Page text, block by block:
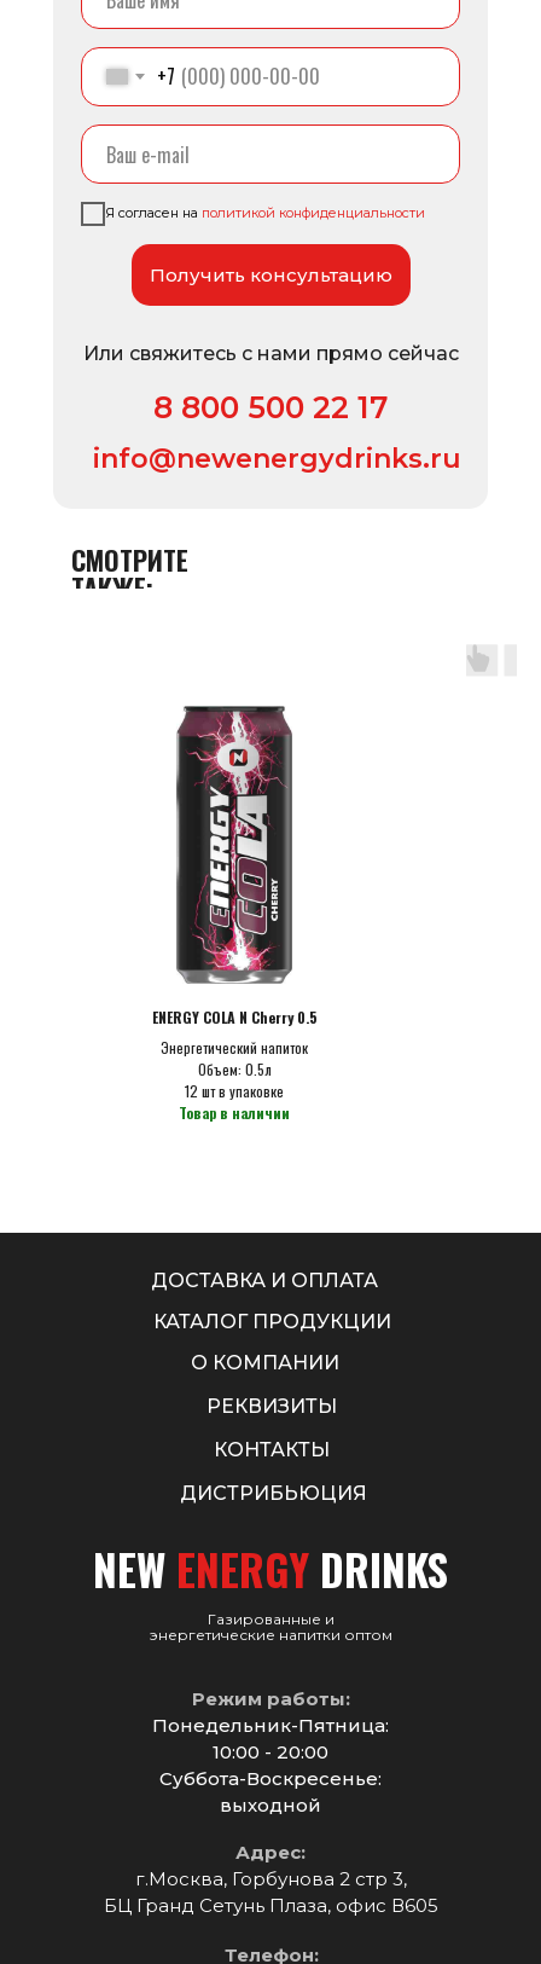
+7
Я согласен на политикой конфиденциальности
Получить консультацию
Или свяжитесь с нами прямо сейчас
8 800 500 22 17
info@newenergydrinks.ru
СМОТРИТЕ
ТАКЖЕ:
ENERGY COLA N Cherry 0.5
Энергетический напиток
Объем: 0.5л
12 шт в упаковке
Товар в наличии
NEW ENERGY DRINKS
Адрес:
г.Москва, Горбунова 2 стр 3,
БЦ Гранд Сетунь Плаза, офис В605
Телефон:
ДИСТРИБЬЮЦИЯ
РЕКВИЗИТЫ
КОНТАКТЫ
Режим работы:
Понедельник-Пятница:
10:00 - 20:00
Суббота-Воскресенье:
выходной
Газированные и
энергетические напитки оптом
КАТАЛОГ ПРОДУКЦИИ
О КОМПАНИИ
ДОСТАВКА И ОПЛАТА